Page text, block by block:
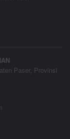
Paser, Provinsi